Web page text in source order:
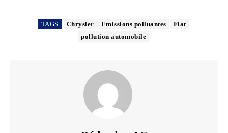
TAGS Chrysler Emissions polluantes
Fiat
pollution automobile